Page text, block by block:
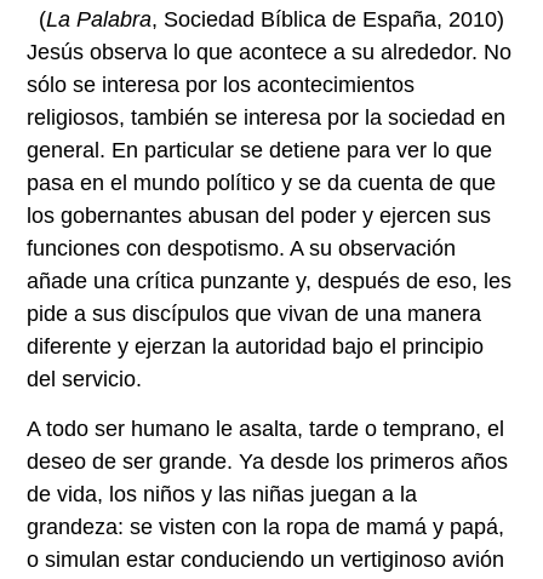
(La Palabra, Sociedad Bíblica de España, 2010)
Jesús observa lo que acontece a su alrededor. No
sólo se interesa por los acontecimientos
religiosos, también se interesa por la sociedad en
general. En particular se detiene para ver lo que
pasa en el mundo político y se da cuenta de que
los gobernantes abusan del poder y ejercen sus
funciones con despotismo. A su observación
añade una crítica punzante y, después de eso, les
pide a sus discípulos que vivan de una manera
diferente y ejerzan la autoridad bajo el principio
del servicio.
A todo ser humano le asalta, tarde o temprano, el
deseo de ser grande. Ya desde los primeros años
de vida, los niños y las niñas juegan a la
grandeza: se visten con la ropa de mamá y papá,
o simulan estar conduciendo un vertiginoso avión